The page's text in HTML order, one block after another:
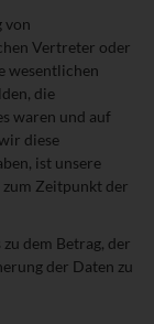
von
Vertreter oder
wesentlichen
die
waren und auf
diese
ist unsere
Zeitpunkt der
dem Betrag, der
der Daten zu